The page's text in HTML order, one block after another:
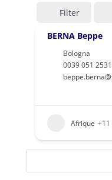
Filter
BERNA Beppe
Bologna
0039 051
Afrique +11